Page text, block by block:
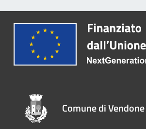
Comune di Vendone